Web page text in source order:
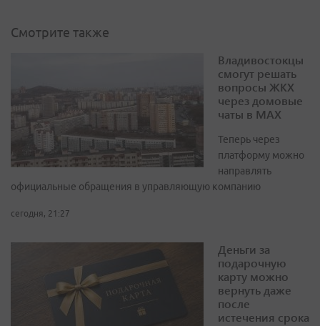
Смотрите также
Владивостокцы
смогут решать
вопросы ЖКХ
через домовые
чаты в МАХ
Теперь через
платформу можно
направлять
официальные обращения в управляющую компанию
сегодня, 21:27
Деньги за
подарочную
карту можно
вернуть даже
после
истечения срока